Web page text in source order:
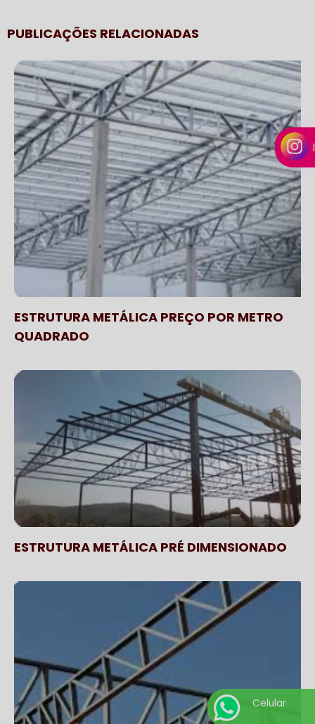
PUBLICAÇÕES RELACIONADAS
ESTRUTURA METÁLICA PREÇO POR METRO
QUADRADO
ESTRUTURA METÁLICA PRÉ DIMENSIONADO
Celular